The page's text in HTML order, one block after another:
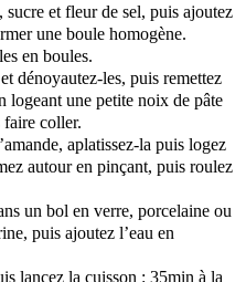
sucre et fleur de sel, puis ajoutez
une boule homogène.
en boules.
dénoyautez-les, puis remettez
logeant une petite noix de pâte
faire coller.
aplatissez-la puis logez
autour en pinçant, puis roulez
un bol en verre, porcelaine ou
puis ajoutez l’eau en
lancez la cuisson : 35min à la